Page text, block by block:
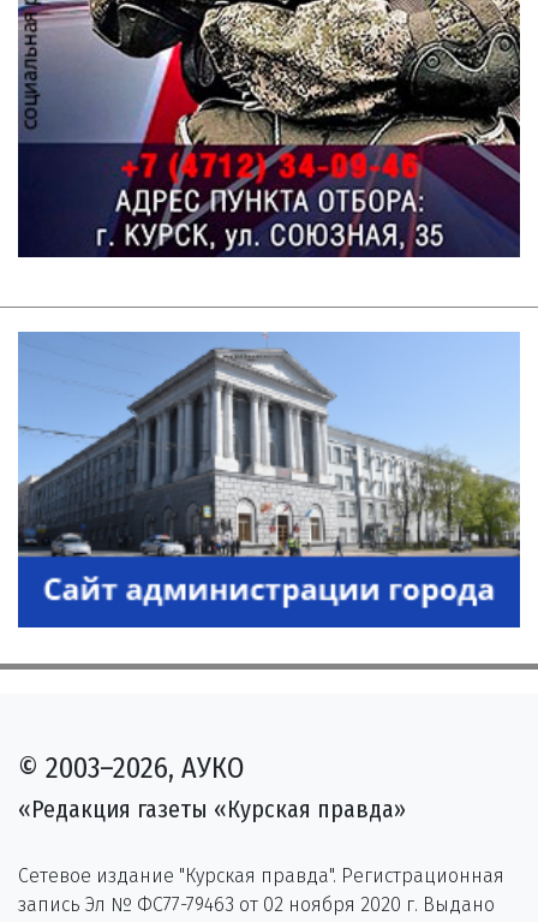
© 2003–2026, АУКО
«Редакция газеты «Курская правда»
Сетевое издание "Курская правда". Регистрационная
запись Эл № ФС77-79463 от 02 ноября 2020 г. Выдано